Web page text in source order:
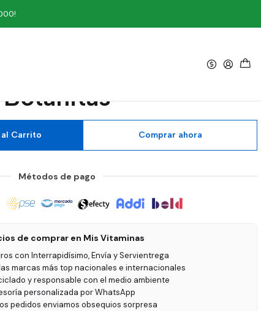
100 Tabletas
Botanitas
Carrito Comprar ahora
Métodos de pago
de comprar en Mis Vitaminas
con Interrapidísimo, Envía y Servientrega
marcas más top nacionales e internacionales
y responsable con el medio ambiente
personalizada por WhatsApp
pedidos enviamos obsequios sorpresa